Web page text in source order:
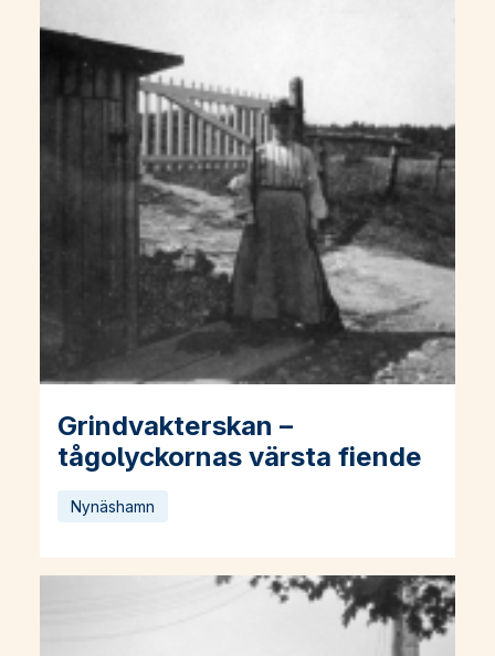
Grindvakterskan –
tågolyckornas värsta fiende
Läs mer om Grindvakterskan – tågolyckornas värsta fiende
Nynäshamn